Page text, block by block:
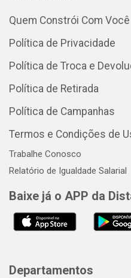
Quem Constrói Com Você
Política de Privacidade
Política de Troca e
Política de Retirada
Política de Campanhas
Termos e Condições de
Trabalhe Conosco
Relatório de Igualdade Salarial
Baixe já o APP da
Departamentos